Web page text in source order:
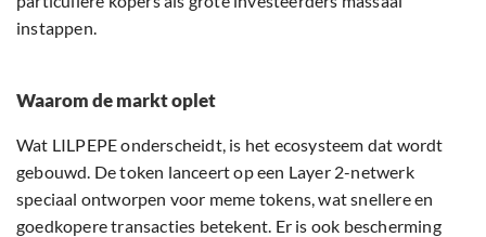
instappen.
Waarom de markt oplet
Wat LILPEPE onderscheidt, is het ecosysteem dat wordt
gebouwd. De token lanceert op een Layer 2-netwerk
speciaal ontworpen voor meme tokens, wat snellere en
goedkopere transacties betekent. Er is ook bescherming